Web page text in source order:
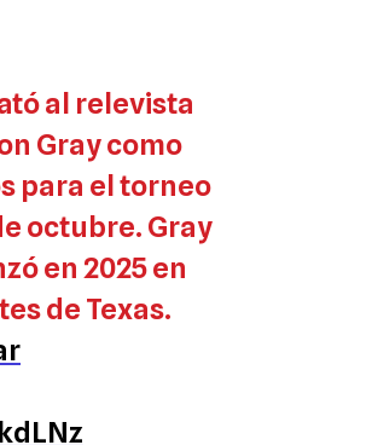
al relevista
Gray como
para el torneo
octubre. Gray
en 2025 en
de Texas.